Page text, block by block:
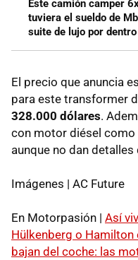
Este camión camper
tuviera el sueldo de
suite de lujo por
El precio que anuncia
para este transformer
328.000 dólares.
con motor diésel
aunque no dan detalles
Imágenes | AC Future
En Motorpasión | Así
Hülkenberg o
bajan del coche: las